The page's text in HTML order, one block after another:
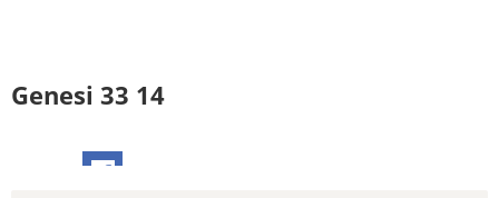
Genesi 33 14